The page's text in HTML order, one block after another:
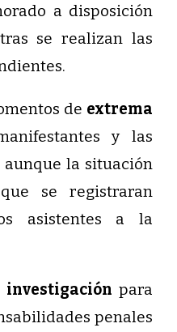
a disposición
se realizan las
de extrema
y las
aunque la situación
se registraran
asistentes a la
investigación para
penales